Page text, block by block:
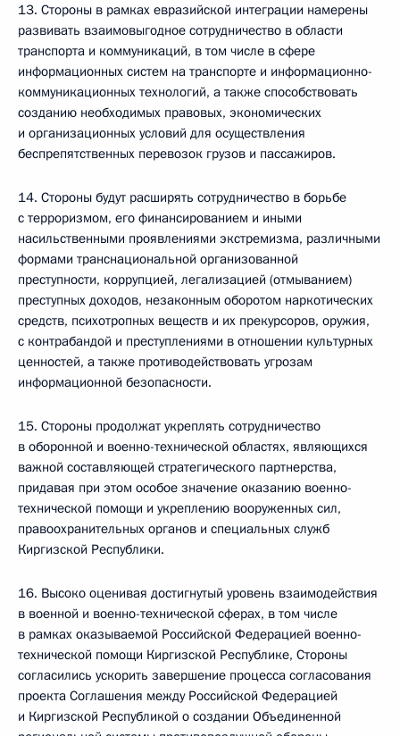
13. Стороны в рамках евразийской интеграции намерены
развивать взаимовыгодное сотрудничество в области
транспорта и коммуникаций, в том числе в сфере
информационных систем на транспорте и информационно-
коммуникационных технологий, а также способствовать
созданию необходимых правовых, экономических
и организационных условий для осуществления
беспрепятственных перевозок грузов и пассажиров.
14. Стороны будут расширять сотрудничество в борьбе
с терроризмом, его финансированием и иными
насильственными проявлениями экстремизма, различными
формами транснациональной организованной
преступности, коррупцией, легализацией (отмыванием)
преступных доходов, незаконным оборотом наркотических
средств, психотропных веществ и их прекурсоров, оружия,
с контрабандой и преступлениями в отношении культурных
ценностей, а также противодействовать угрозам
информационной безопасности.
15. Стороны продолжат укреплять сотрудничество
в оборонной и военно-технической областях, являющихся
важной составляющей стратегического партнерства,
придавая при этом особое значение оказанию военно-
технической помощи и укреплению вооруженных сил,
правоохранительных органов и специальных служб
Киргизской Республики.
16. Высоко оценивая достигнутый уровень взаимодействия
в военной и военно-технической сферах, в том числе
в рамках оказываемой Российской Федерацией военно-
технической помощи Киргизской Республике, Стороны
согласились ускорить завершение процесса согласования
проекта Соглашения между Российской Федерацией
и Киргизской Республикой о создании Объединенной